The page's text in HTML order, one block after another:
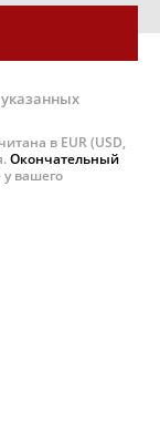
в EUR (USD,
Окончательный
вашего